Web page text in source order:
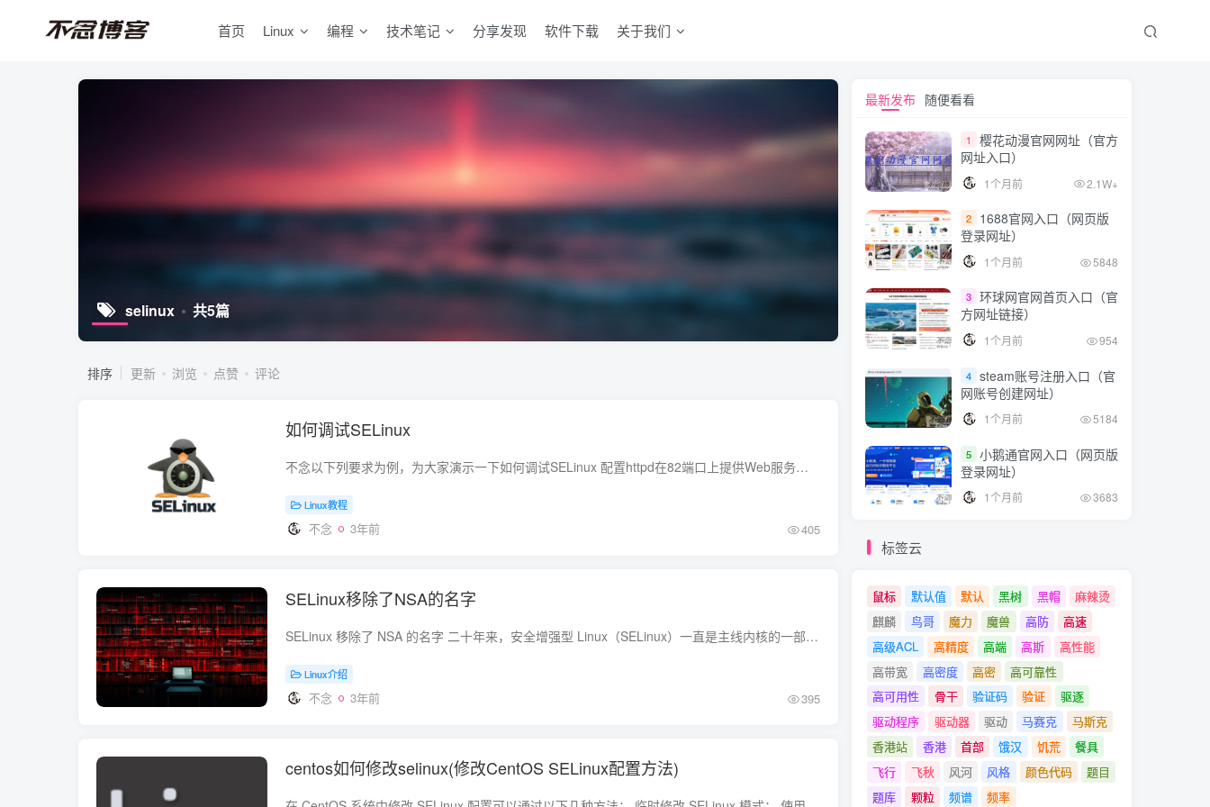
首页 Linux 编程 技术笔记 分享发现 软件下载 关于我们
selinux 共5篇
排序 更新 浏览 点赞 评论
如何调试SELinux
不念以下列要求为例，为大家演示一下如何调试SELinux 配置httpd在82端口上提供Web服务，满足以下要求： 在/var/www/html/下添加index.html文件 此Web服务器在系统启动时自动启动 确保SELinux保...
Linux教程
不念 3年前 405
SELinux移除了NSA的名字
SELinux 移除了 NSA 的名字 二十年来，安全增强型 Linux（SELinux）一直是主线内核的一部分，它提供了一个实施访问控制安全策略的安全模块，现在已被广泛用于增强生产型 Linux 服务器和其他系统...
Linux介绍
不念 3年前 395
centos如何修改selinux(修改CentOS SELinux配置方法)
最新发布 随便看看
1
樱花动漫官网网址（官方
网址入口）
1个月前 2.1W+
2
1688官网入口（网页版
登录网址）
1个月前 5848
3 环球网官网首页入口（官
方网址链接）
1个月前 954
4 steam账号注册入口（官
网账号创建网址）
1个月前 5184
5 小鹅通官网入口（网页版
登录网址）
1个月前 3683
标签云
鼠标 默认值 默认 黑树 黑帽
麻辣烫
麒麟
鸟哥 魔力 魔兽 高防
高速
高级ACL
高精度 高端 高斯
高性能
高带宽
高密度 高密
高可靠性
高可用性
骨干 验证码 验证
驱逐
驱动程序
驱动器 驱动 马赛克
马斯克
香港站
香港 首部 饿汉 饥荒
餐具
飞行
飞秋 风河 风格 颜色代码
题目
题库
颗粒 频谱 频率